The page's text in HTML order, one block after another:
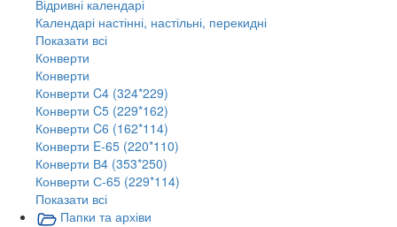
Відривні календарі
Календарі настінні, настільні, перекидні
Показати всі
Конверти
Конверти
Конверти C4 (324*229)
Конверти C5 (229*162)
Конверти C6 (162*114)
Конверти E-65 (220*110)
Конверти В4 (353*250)
Конверти С-65 (229*114)
Показати всі
Папки та архіви